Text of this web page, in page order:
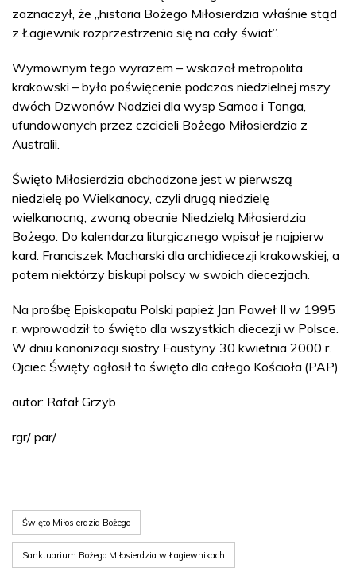
zaznaczył, że „historia Bożego Miłosierdzia właśnie stąd
z Łagiewnik rozprzestrzenia się na cały świat”.
Wymownym tego wyrazem – wskazał metropolita
krakowski – było poświęcenie podczas niedzielnej mszy
dwóch Dzwonów Nadziei dla wysp Samoa i Tonga,
ufundowanych przez czcicieli Bożego Miłosierdzia z
Australii.
Święto Miłosierdzia obchodzone jest w pierwszą
niedzielę po Wielkanocy, czyli drugą niedzielę
wielkanocną, zwaną obecnie Niedzielą Miłosierdzia
Bożego. Do kalendarza liturgicznego wpisał je najpierw
kard. Franciszek Macharski dla archidiecezji krakowskiej, a
potem niektórzy biskupi polscy w swoich diecezjach.
Na prośbę Episkopatu Polski papież Jan Paweł II w 1995
r. wprowadził to święto dla wszystkich diecezji w Polsce.
W dniu kanonizacji siostry Faustyny 30 kwietnia 2000 r.
Ojciec Święty ogłosił to święto dla całego Kościoła.(PAP)
autor: Rafał Grzyb
rgr/ par/
Święto Miłosierdzia Bożego
Sanktuarium Bożego Miłosierdzia w Łagiewnikach